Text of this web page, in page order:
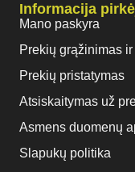
Informacija
Mano paskyra
Prekių grąžinimas
Prekių pristatymas
Atsiskaitymas už
Asmens duomenų
Slapukų politika